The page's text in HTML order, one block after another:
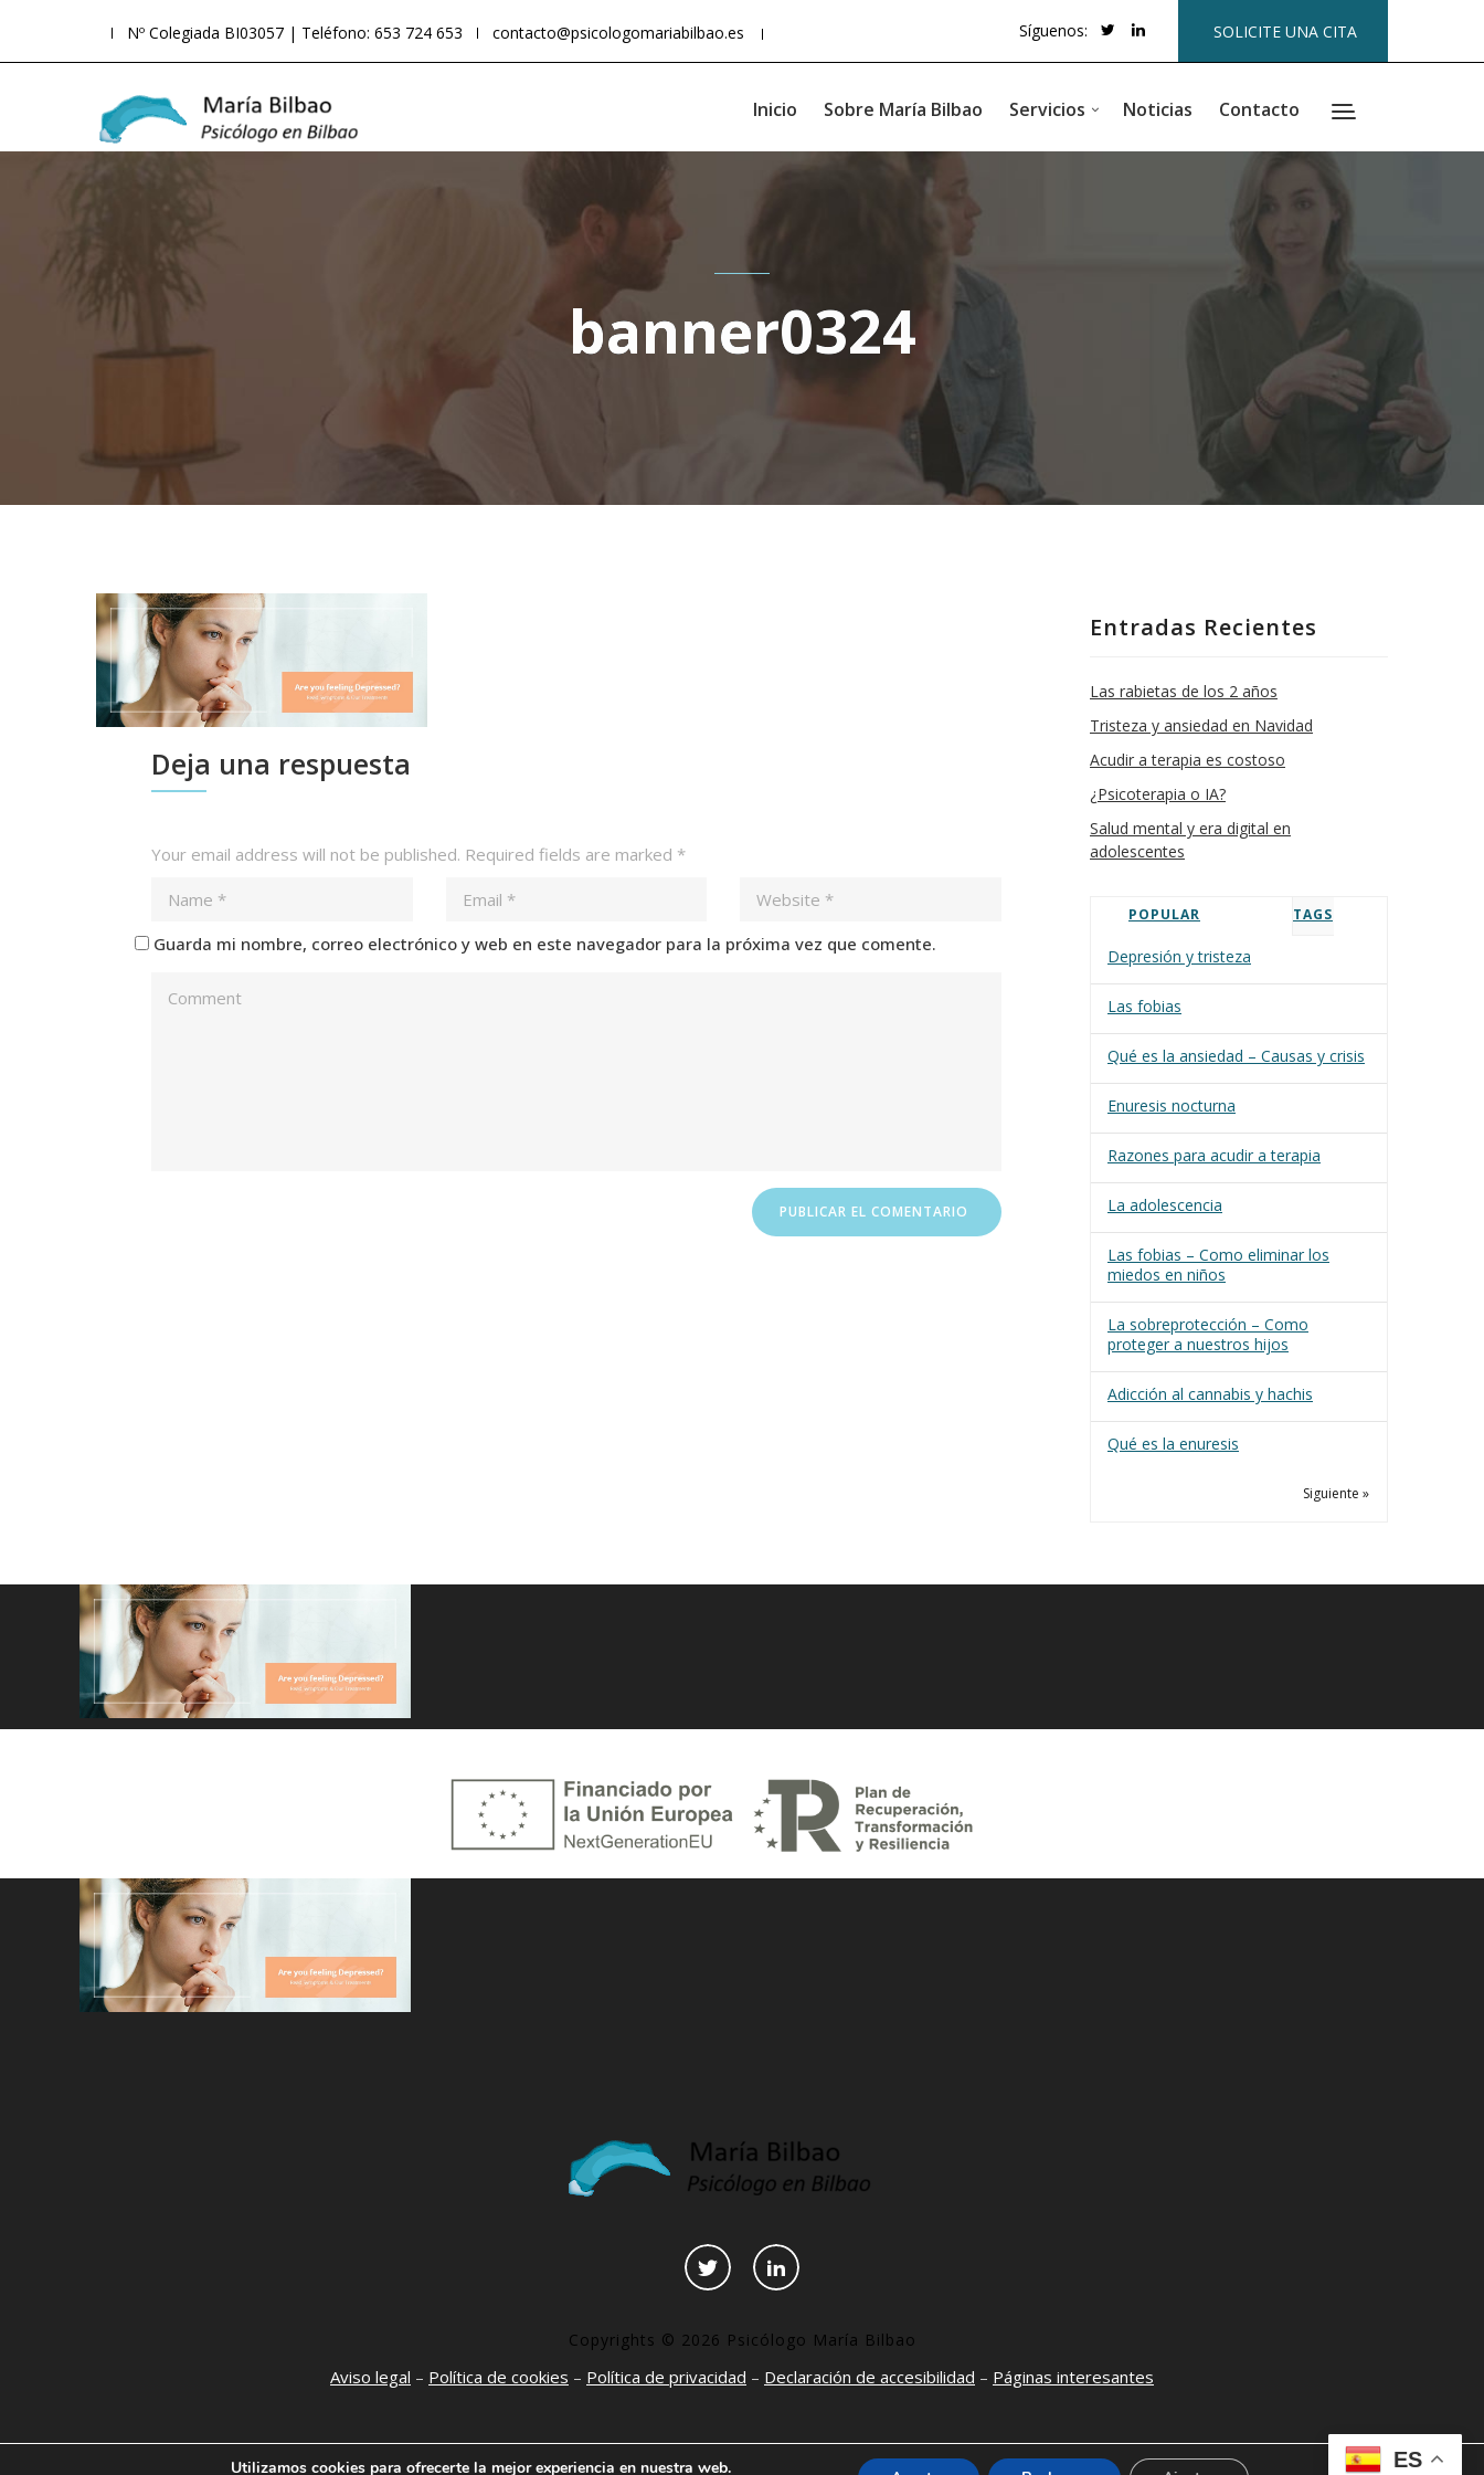
Nº Colegiada BI03057 | Teléfono: 653 724 653 contacto@psicologomariabilbao.es SOLICITE UNA CITA
Síguenos:
Inicio Sobre María Bilbao Servicios Noticias Contacto
banner0324
Deja una respuesta
Your email address will not be published. Required fields are marked *
Guarda mi nombre, correo electrónico y web en este navegador para la próxima vez que comente.
Entradas Recientes
Las rabietas de los 2 años
Tristeza y ansiedad en Navidad
Acudir a terapia es costoso
¿Psicoterapia o IA?
Salud mental y era digital en
adolescentes
POPULAR TAGS
Depresión y tristeza
Las fobias
Qué es la ansiedad – Causas y crisis
Enuresis nocturna
Razones para acudir a terapia
La adolescencia
Las fobias – Como eliminar los
miedos en niños
La sobreprotección – Como
proteger a nuestros hijos
Adicción al cannabis y hachis
Qué es la enuresis
Siguiente »
Copyrights © 2026 Psicólogo María Bilbao
Aviso legal – Política de cookies – Política de privacidad – Declaración de accesibilidad – Páginas interesantes
ES
Utilizamos cookies para ofrecerte la mejor experiencia en nuestra web.